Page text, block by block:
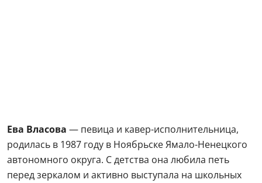
Ева Власова — певица и кавер-исполнительница,
родилась в 1987 году в Ноябрьске Ямало-Ненецкого
автономного округа. С детства она любила петь
перед зеркалом и активно выступала на школьных